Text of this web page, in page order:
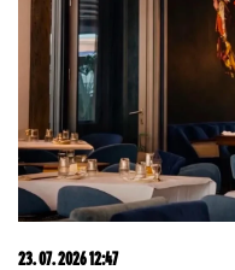
"NJU TREBA LEČITI"
pomirenja Miljane i
dobija i otkrila sve o